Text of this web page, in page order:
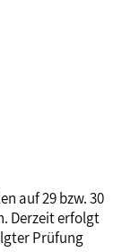
auf 29 bzw. 30
Derzeit erfolgt
Prüfung